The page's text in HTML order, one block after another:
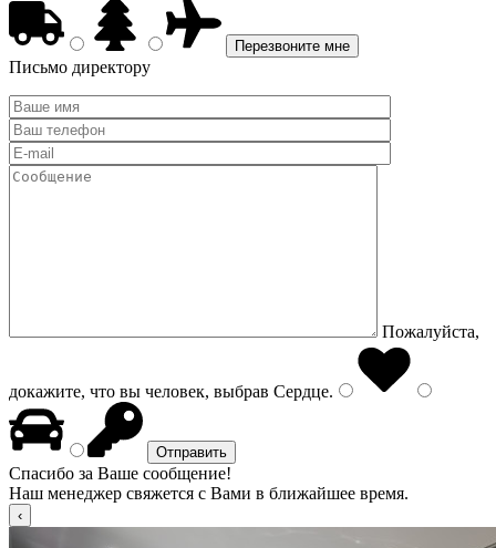
Письмо директору
Пожалуйста,
докажите, что вы человек, выбрав Сердце.
Спасибо за Ваше сообщение!
Наш менеджер свяжется с Вами в ближайшее время.